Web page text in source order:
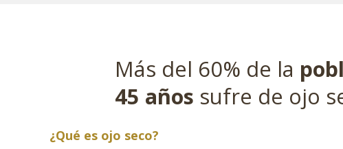
Más del 60% de la
45 años sufre de ojo
¿Qué es ojo seco?